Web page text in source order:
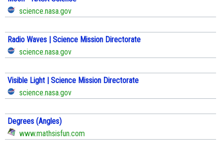
science.nasa.gov
Radio Waves | Science Mission Directorate
science.nasa.gov
Visible Light | Science Mission Directorate
science.nasa.gov
Degrees (Angles)
www.mathsisfun.com